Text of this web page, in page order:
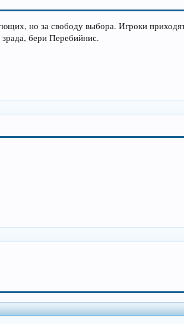
но за свободу выбора. Игроки
бери Перебийнис.